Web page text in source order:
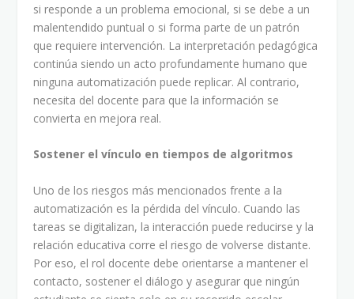
si responde a un problema emocional, si se debe a un
malentendido puntual o si forma parte de un patrón
que requiere intervención. La interpretación pedagógica
continúa siendo un acto profundamente humano que
ninguna automatización puede replicar. Al contrario,
necesita del docente para que la información se
convierta en mejora real.
Sostener el vínculo en tiempos de algoritmos
Uno de los riesgos más mencionados frente a la
automatización es la pérdida del vínculo. Cuando las
tareas se digitalizan, la interacción puede reducirse y la
relación educativa corre el riesgo de volverse distante.
Por eso, el rol docente debe orientarse a mantener el
contacto, sostener el diálogo y asegurar que ningún